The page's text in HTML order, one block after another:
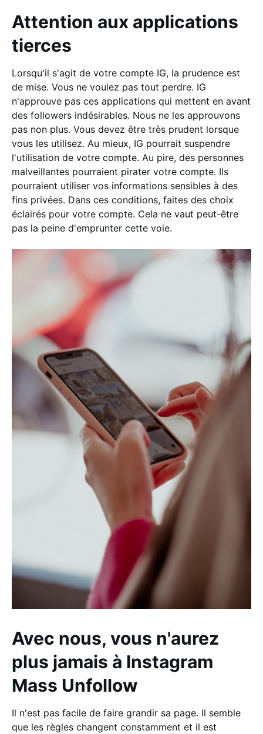
Attention aux applications
tierces
Lorsqu'il s'agit de votre compte IG, la prudence est
de mise. Vous ne voulez pas tout perdre. IG
n'approuve pas ces applications qui mettent en avant
des followers indésirables. Nous ne les approuvons
pas non plus. Vous devez être très prudent lorsque
vous les utilisez. Au mieux, IG pourrait suspendre
l'utilisation de votre compte. Au pire, des personnes
malveillantes pourraient pirater votre compte. Ils
pourraient utiliser vos informations sensibles à des
fins privées. Dans ces conditions, faites des choix
éclairés pour votre compte. Cela ne vaut peut-être
pas la peine d'emprunter cette voie.
Avec nous, vous n'aurez
plus jamais à Instagram
Mass Unfollow
Il n'est pas facile de faire grandir sa page. Il semble
que les règles changent constamment et il est